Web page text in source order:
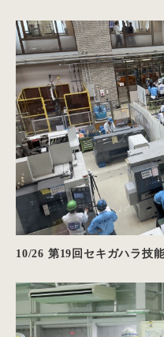
10/26 第19回セキガハラ技